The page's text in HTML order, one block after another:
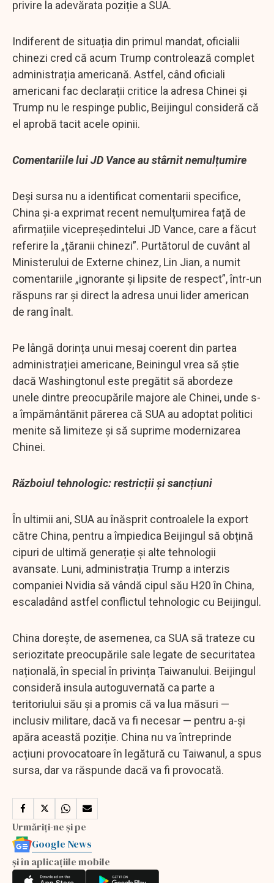
privire la adevărata poziție a SUA.
Indiferent de situația din primul mandat, oficialii
chinezi cred că acum Trump controlează complet
administrația americană. Astfel, când oficiali
americani fac declarații critice la adresa Chinei și
Trump nu le respinge public, Beijingul consideră că
el aprobă tacit acele opinii.
Comentariile lui JD Vance au stârnit nemulțumire
Deși sursa nu a identificat comentarii specifice,
China și-a exprimat recent nemulțumirea față de
afirmațiile vicepreședintelui JD Vance, care a făcut
referire la „țăranii chinezi”. Purtătorul de cuvânt al
Ministerului de Externe chinez, Lin Jian, a numit
comentariile „ignorante și lipsite de respect”, într-un
răspuns rar și direct la adresa unui lider american
de rang înalt.
Pe lângă dorința unui mesaj coerent din partea
administrației americane, Beiningul vrea să știe
dacă Washingtonul este pregătit să abordeze
unele dintre preocupările majore ale Chinei, unde s-
a împământănit părerea că SUA au adoptat politici
menite să limiteze și să suprime modernizarea
Chinei.
Războiul tehnologic: restricții și sancțiuni
În ultimii ani, SUA au înăsprit controalele la export
către China, pentru a împiedica Beijingul să obțină
cipuri de ultimă generație și alte tehnologii
avansate. Luni, administrația Trump a interzis
companiei Nvidia să vândă cipul său H20 în China,
escaladând astfel conflictul tehnologic cu Beijingul.
China dorește, de asemenea, ca SUA să trateze cu
seriozitate preocupările sale legate de securitatea
națională, în special în privința Taiwanului. Beijingul
consideră insula autoguvernată ca parte a
teritoriului său și a promis că va lua măsuri —
inclusiv militare, dacă va fi necesar — pentru a-și
apăra această poziție. China nu va întreprinde
acțiuni provocatoare în legătură cu Taiwanul, a spus
sursa, dar va răspunde dacă va fi provocată.
Urmăriți-ne și pe
Google News
și în aplicațiile mobile